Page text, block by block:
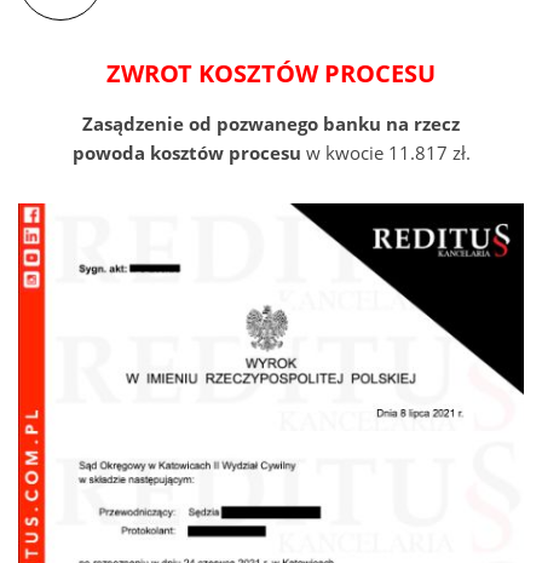
ZWROT KOSZTÓW PROCESU
Zasądzenie od pozwanego banku na rzecz
powoda kosztów procesu w kwocie 11.817 zł.